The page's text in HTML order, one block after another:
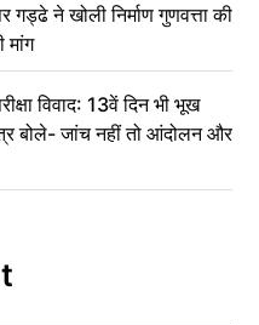
ने खोली निर्माण गुणवत्ता की
मांग
विवाद: 13वें दिन भी भूख
बोले- जांच नहीं तो आंदोलन और